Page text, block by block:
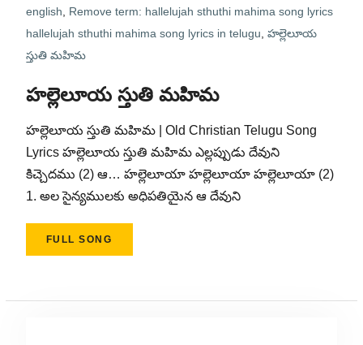
english
Remove term: hallelujah sthuthi mahima song lyrics
hallelujah sthuthi mahima song lyrics in telugu హల్లెలూయ
స్తుతి మహిమ
హల్లెలూయ స్తుతి మహిమ
హల్లెలూయ స్తుతి మహిమ | Old Christian Telugu Song
Lyrics హల్లెలూయ స్తుతి మహిమ ఎల్లప్పుడు దేవుని
కిచ్చెదము (2) ఆ… హల్లెలూయా హల్లెలూయా హల్లెలూయా (2)
1. అల సైన్యములకు అధిపతియైన ఆ దేవుని
FULL SONG